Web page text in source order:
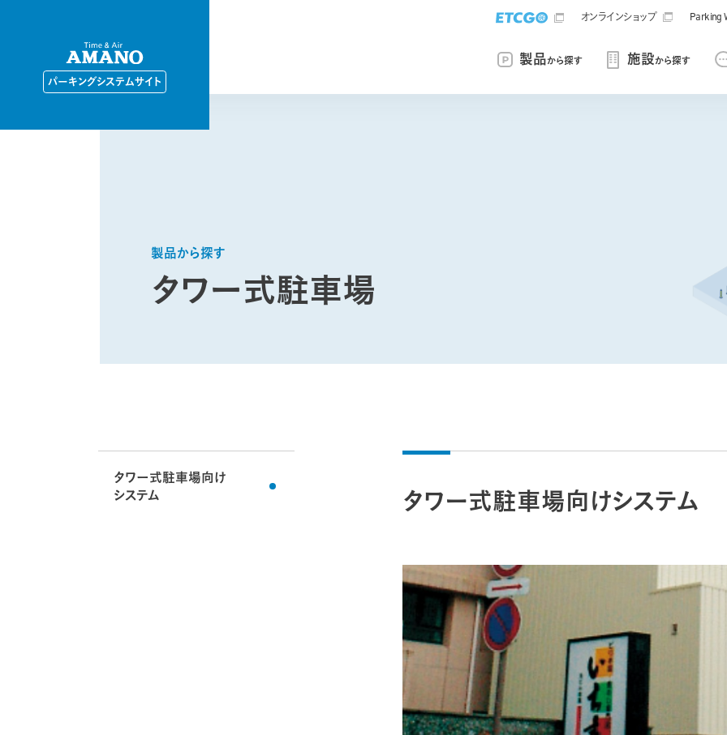
パーキングシステムサイト
製品から探す 施設から探す
オンラインショップ Parking
製品から探す
タワー式駐車場
タワー式駐車場向け
システム
タワー式駐車場向けシステム